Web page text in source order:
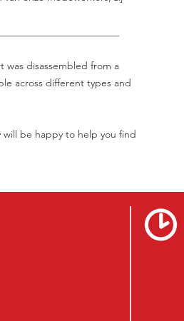
was disassembled from a
across different types and
be happy to help you find